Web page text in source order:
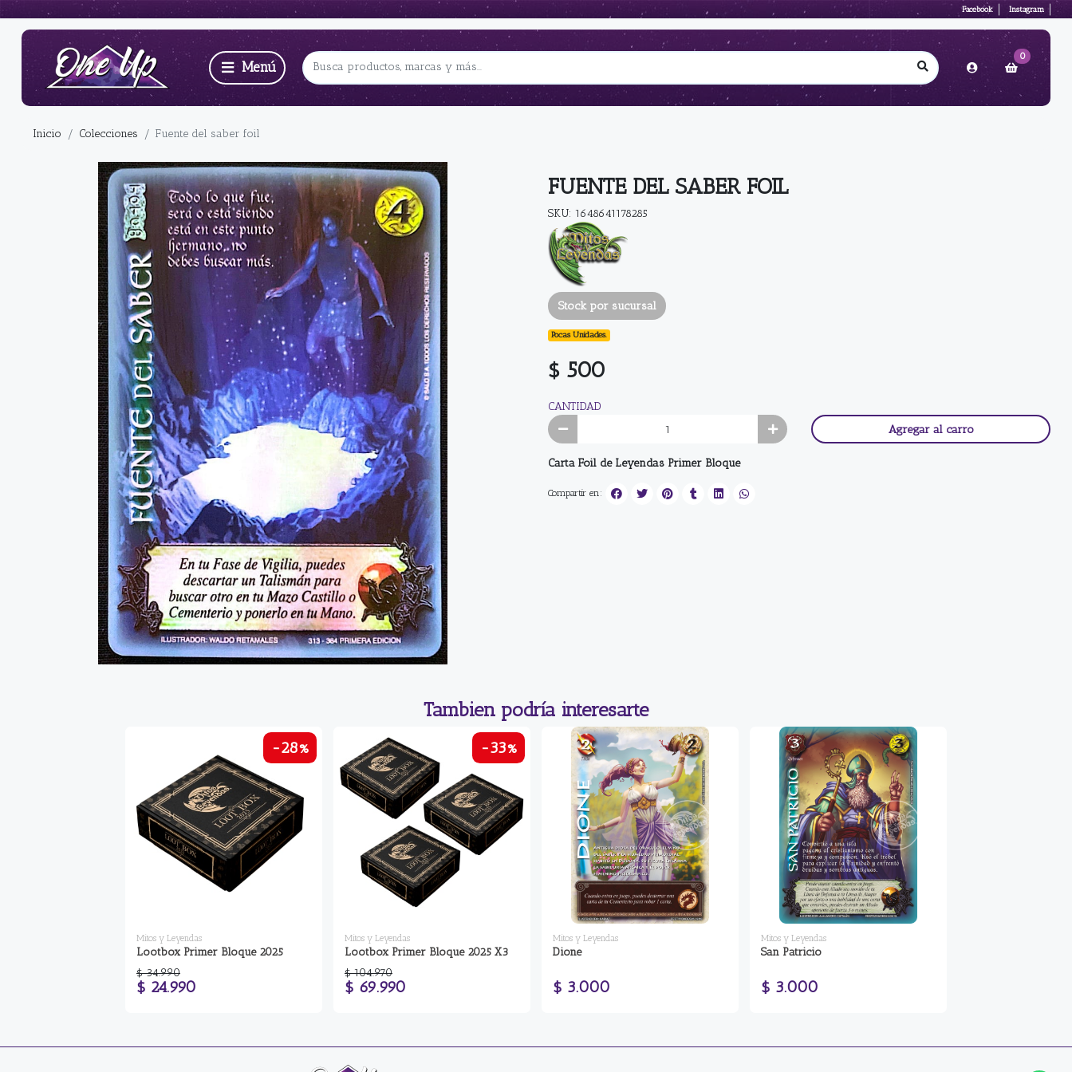
Facebook Instagram
0
Inicio Colecciones Fuente del saber foil
FUENTE DEL SABER FOIL
SKU: 1648641178285
Stock por sucursal
Pocas Unidades.
$ 500
CANTIDAD
Agregar al carro
Carta Foil de Leyendas Primer Bloque
Compartir en:
Tambien podría interesarte
-28%
Mitos y Leyendas
Lootbox Primer Bloque 2025
$ 34.990
$ 24.990
-33%
Mitos y Leyendas
Lootbox Primer Bloque 2025 X3
$ 104.970
$ 69.990
Mitos y Leyendas
Dione
$ 3.000
Mitos y Leyendas
San Patricio
$ 3.000